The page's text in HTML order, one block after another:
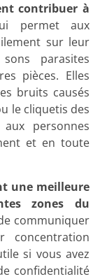
contribuer à
permet aux
sur leur
parasites
pièces. Elles
bruits causés
le cliquetis des
personnes
et en toute
une meilleure
zones du
communiquer
concentration
si vous avez
confidentialité